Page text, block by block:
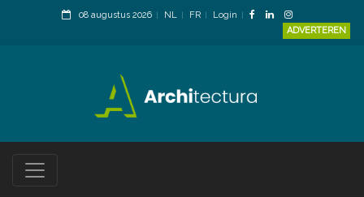
08 augustus 2026 NL FR
Login
ADVERTEREN